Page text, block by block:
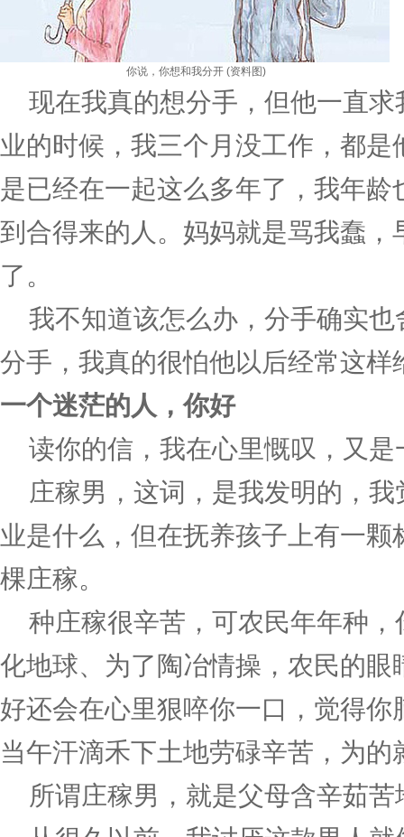
你说，你想和我分开 (资料图)
现在我真的想分手，但他一直求
业的时候，我三个月没工作，都
是已经在一起这么多年了，我年
到合得来的人。妈妈就是骂我蠢
了。
我不知道该怎么办，分手确实也
分手，我真的很怕他以后经常这
一个迷茫的人，你好
读你的信，我在心里慨叹，又是
庄稼男，这词，是我发明的，我
业是什么，但在抚养孩子上有一
棵庄稼。
种庄稼很辛苦，可农民年年种，
化地球、为了陶冶情操，农民的
好还会在心里狠啐你一口，觉得
当午汗滴禾下土地劳碌辛苦，为的
所谓庄稼男，就是父母含辛茹苦